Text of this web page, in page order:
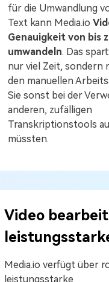
für die Umwandlung
Text kann Media.io
Genauigkeit von bis
umwandeln. Das
nur viel Zeit, sondern
den manuellen
Sie sonst bei der
anderen, zufälligen
Transkriptionstools
müssten.
Video
Media.io verfügt über
leistungsstarke